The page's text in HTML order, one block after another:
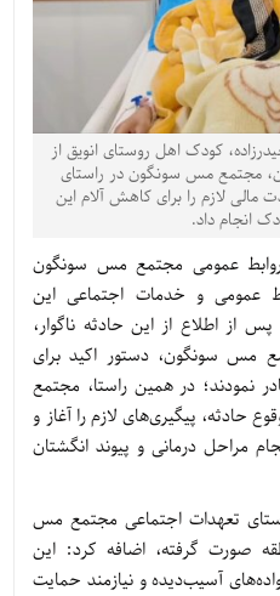
کودک اهل روستای انویق از
مجتمع مس سونگون در راستای
لازم را برای کاهش آلام این
انجام داد.
عمومی مجتمع مس سونگون
عمومی و خدمات اجتماعی این
از اطلاع از این حادثه ناگوار،
مس سونگون، دستور اکید برای
نمودند؛ در همین راستا، مجتمع
پیگیری‌های لازم را آغاز و
مراحل درمانی و پیوند انگشتان
تعهدات اجتماعی مجتمع مس
صورت‌ گرفته، اضافه کرد: این
آسیب‌دیده و نیازمند حمایت